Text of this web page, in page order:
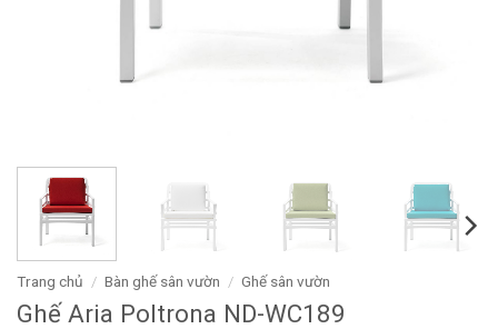
Trang chủ / Bàn ghế sân vườn / Ghế sân vườn
Ghế Aria Poltrona ND-WC189